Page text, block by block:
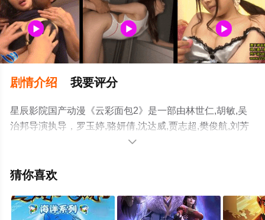
剧情介绍 我要评分
星辰影院国产动漫《云彩面包2》是一部由林世仁,胡敏,吴
治邦导演执导，罗玉婷,骆妍倩,沈达威,贾志超,樊俊航,刘芳
芳,杨欧,海帆,冯骏骅等演员精彩演绎的大陆动漫，大结局剧
漫全集就上星辰影视，更多相关信息可移步至豆瓣动漫、

猜你喜欢